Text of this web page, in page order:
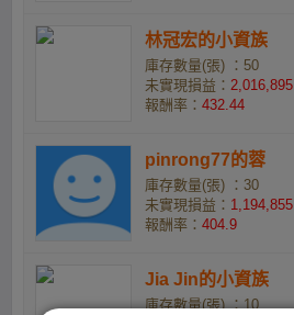
林冠宏的小資族
庫存數量(張) ：50
未實現損益： 2,016,895
報酬率： 432.44
pinrong77的蓉
庫存數量(張) ：30
未實現損益： 1,194,855
報酬率： 404.9
Jia Jin的小資族
庫存數量(張) ：10